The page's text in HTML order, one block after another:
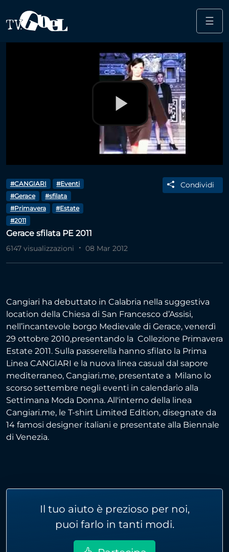
Salta al contenuto principale
☰
Play
Video
#CANGIARI
#Eventi
#Gerace
#sfilata
#Primavera
#Estate
#2011
Condividi
Gerace sfilata PE 2011
6147 visualizzazioni 08 Mar 2012
Cangiari ha debuttato in Calabria nella suggestiva
location della Chiesa di San Francesco d’Assisi,
nell’incantevole borgo Medievale di Gerace, venerdì
29 ottobre 2010,presentando la Collezione Primavera
Estate 2011. Sulla passerella hanno sfilato la Prima
Linea CANGIARI e la nuova linea casual dal sapore
mediterraneo, Cangiari.me, presentate a Milano lo
scorso settembre negli eventi in calendario alla
Settimana Moda Donna. All'interno della linea
Cangiari.me, le T-shirt Limited Edition, disegnate da
14 famosi designer italiani e presentate alla Biennale
di Venezia.
Il tuo aiuto è prezioso per noi,
puoi farlo in tanti modi.